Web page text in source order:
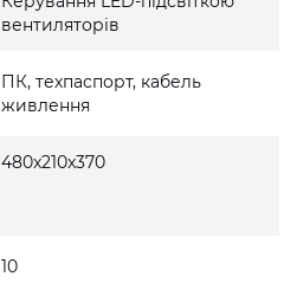
вентиляторів
ПК, техпаспорт, кабель
живлення
480x210x370
10